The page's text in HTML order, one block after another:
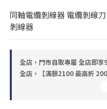
同軸電纜剝線器 電纜剝線
剝線器
全店，門市自取專屬 全店即享
全店，【滿額2100 最高折